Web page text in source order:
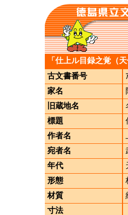
「仕上ル目録之覚（
古文書番号
家名
旧蔵地名
標題
作者名
宛者名
年代
形態
材質
寸法